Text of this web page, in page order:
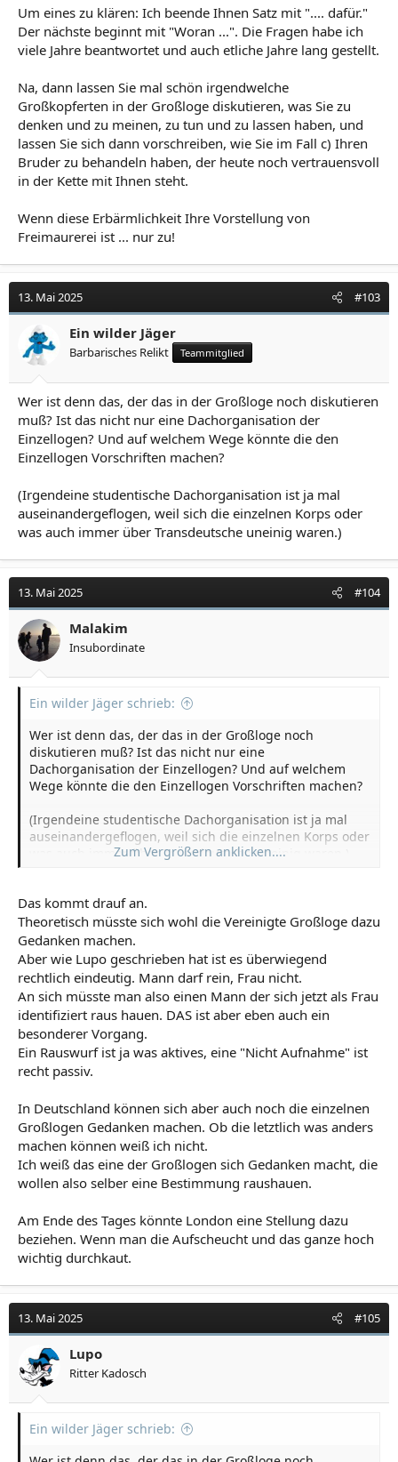
Um eines zu klären: Ich beende Ihnen Satz mit ".... dafür."
Der nächste beginnt mit "Woran ...". Die Fragen habe ich
viele Jahre beantwortet und auch etliche Jahre lang gestellt.
Na, dann lassen Sie mal schön irgendwelche
Großkopferten in der Großloge diskutieren, was Sie zu
denken und zu meinen, zu tun und zu lassen haben, und
lassen Sie sich dann vorschreiben, wie Sie im Fall c) Ihren
Bruder zu behandeln haben, der heute noch vertrauensvoll
in der Kette mit Ihnen steht.
Wenn diese Erbärmlichkeit Ihre Vorstellung von
Freimaurerei ist ... nur zu!
13. Mai 2025 #103
Ein wilder Jäger
Barbarisches Relikt Teammitglied
Wer ist denn das, der das in der Großloge noch diskutieren
muß? Ist das nicht nur eine Dachorganisation der
Einzellogen? Und auf welchem Wege könnte die den
Einzellogen Vorschriften machen?
(Irgendeine studentische Dachorganisation ist ja mal
auseinandergeflogen, weil sich die einzelnen Korps oder
was auch immer über Transdeutsche uneinig waren.)
13. Mai 2025 #104
Malakim
Insubordinate
Ein wilder Jäger schrieb:
Wer ist denn das, der das in der Großloge noch
diskutieren muß? Ist das nicht nur eine
Dachorganisation der Einzellogen? Und auf welchem
Wege könnte die den Einzellogen Vorschriften machen?
(Irgendeine studentische Dachorganisation ist ja mal
auseinandergeflogen, weil sich die einzelnen Korps oder
was auch immer über Transdeutsche uneinig waren.)
Zum Vergrößern anklicken....
Das kommt drauf an.
Theoretisch müsste sich wohl die Vereinigte Großloge dazu
Gedanken machen.
Aber wie Lupo geschrieben hat ist es überwiegend
rechtlich eindeutig. Mann darf rein, Frau nicht.
An sich müsste man also einen Mann der sich jetzt als Frau
identifiziert raus hauen. DAS ist aber eben auch ein
besonderer Vorgang.
Ein Rauswurf ist ja was aktives, eine "Nicht Aufnahme" ist
recht passiv.
In Deutschland können sich aber auch noch die einzelnen
Großlogen Gedanken machen. Ob die letztlich was anders
machen können weiß ich nicht.
Ich weiß das eine der Großlogen sich Gedanken macht, die
wollen also selber eine Bestimmung raushauen.
Am Ende des Tages könnte London eine Stellung dazu
beziehen. Wenn man die Aufscheucht und das ganze hoch
wichtig durchkaut.
13. Mai 2025 #105
Lupo
Ritter Kadosch
Ein wilder Jäger schrieb: